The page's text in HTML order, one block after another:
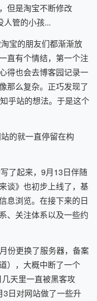
但是淘宝不断修改
人管的小孩...
宝的朋友们都渐渐放
直有个情结，第一个注
得也会去博客园记录一
那么复杂。正巧发现了
乎站的想法。于是这个
的就一直停留在构
了起来，9月13日伴随
谈》也初步上线了，基
息浏览。在接下来的日
、关注体系以及一些约
份更换了服务器，备案
），大概中断了一个
天里一直被黑客攻
日对网站做了一些升